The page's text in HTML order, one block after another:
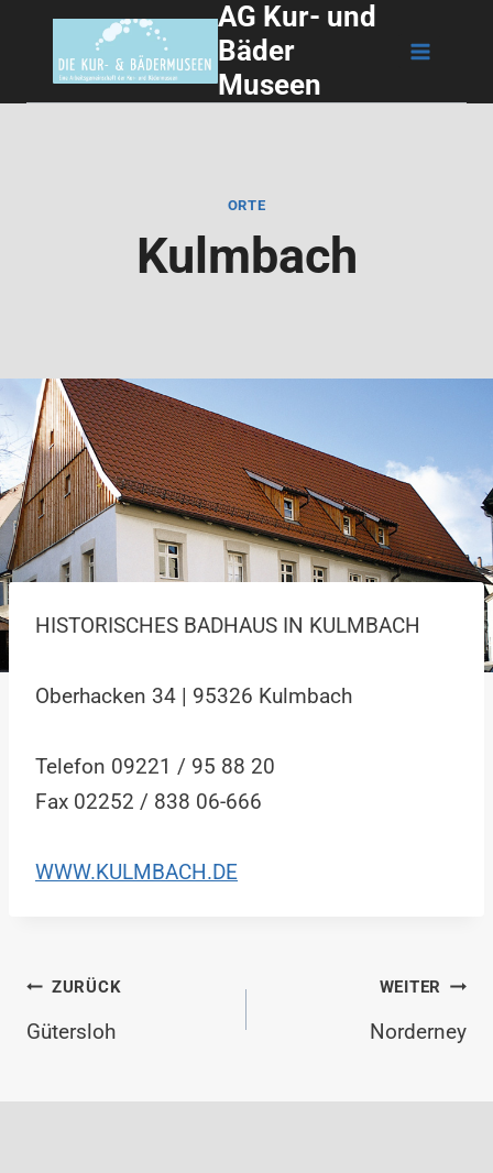
springen
AG Kur- und
Bäder
Museen
ORTE
Kulmbach
HISTORISCHES BADHAUS IN KULMBACH
Oberhacken 34 | 95326 Kulmbach
Telefon 09221 / 95 88 20
Fax 02252 / 838 06-666
WWW.KULMBACH.DE
ZURÜCK
Gütersloh
WEITER
Norderney